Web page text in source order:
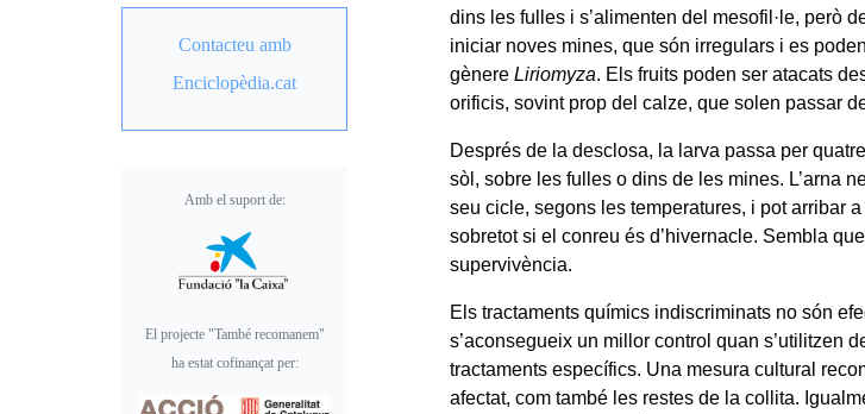
dins les fulles i s’alimenten del mesofil·le, però
iniciar noves mines, que són irregulars i es
gènereLiriomyza. Els fruits poden ser atacats
orificis, sovint prop del calze, que solen passar
Després de la desclosa, la larva passa per
sòl, sobre les fulles o dins de les mines. L’arna
seu cicle, segons les temperatures, i pot arribar
sobretot si el conreu és d’hivernacle. Sembla
supervivència.
Els tractaments químics indiscriminats no són
s’aconsegueix un millor control quan s’utilitzen
tractaments específics. Una mesura cultural
afectat, com també les restes de la collita.
Contacteu amb
Enciclopèdia.cat
Amb el suport de:
El projecte "També recomanem"
ha estat cofinançat per: